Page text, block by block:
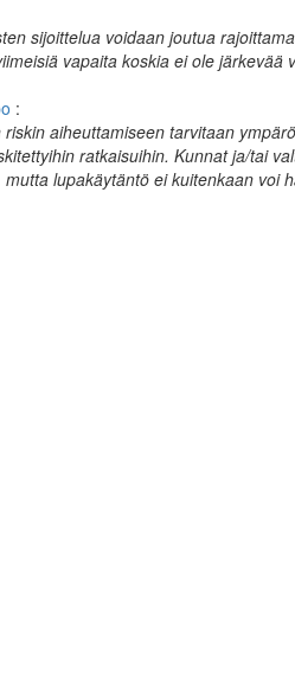
sijoittelua voidaan joutua
vapaita koskia ei ole järkevää
:
riskin aiheuttamiseen tarvitaan
ratkaisuihin. Kunnat ja/tai
lupakäytäntö ei kuitenkaan voi